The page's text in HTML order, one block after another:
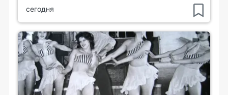
сегодня